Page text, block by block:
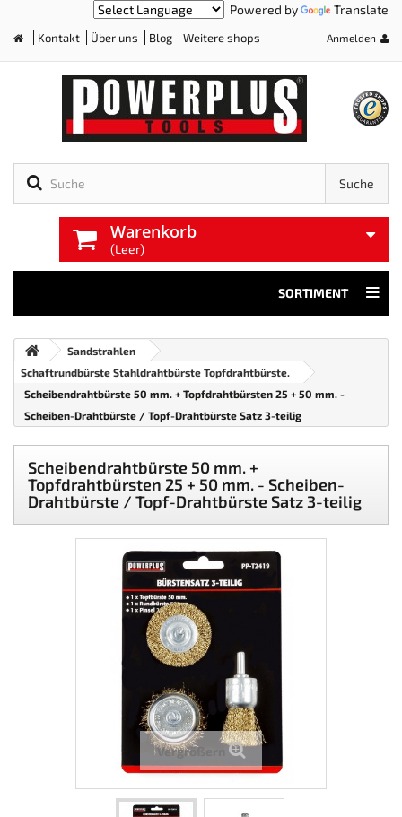
Powered by Translate
Kontakt Über uns Blog Weitere shops Anmelden
Suche
Warenkorb
(Leer)
SORTIMENT
Sandstrahlen
Schaftrundbürste Stahldrahtbürste Topfdrahtbürste.
Scheibendrahtbürste 50 mm. + Topfdrahtbürsten 25 + 50 mm. -
Scheiben-Drahtbürste / Topf-Drahtbürste Satz 3-teilig
Scheibendrahtbürste 50 mm. +
Topfdrahtbürsten 25 + 50 mm. - Scheiben-
Drahtbürste / Topf-Drahtbürste Satz 3-teilig
Vergrößern